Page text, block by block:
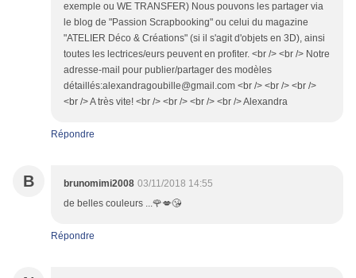
exemple ou WE TRANSFER) Nous pouvons les partager via
le blog de "Passion Scrapbooking" ou celui du magazine
"ATELIER Déco & Créations" (si il s'agit d'objets en 3D), ainsi
toutes les lectrices/eurs peuvent en profiter. <br /> <br /> Notre
adresse-mail pour publier/partager des modèles
détaillés:alexandragoubille@gmail.com <br /> <br /> <br />
<br /> A très vite! <br /> <br /> <br /> <br /> Alexandra
Répondre
B brunomimi2008 03/11/2018 14:55
de belles couleurs ...🌹💋😘
Répondre